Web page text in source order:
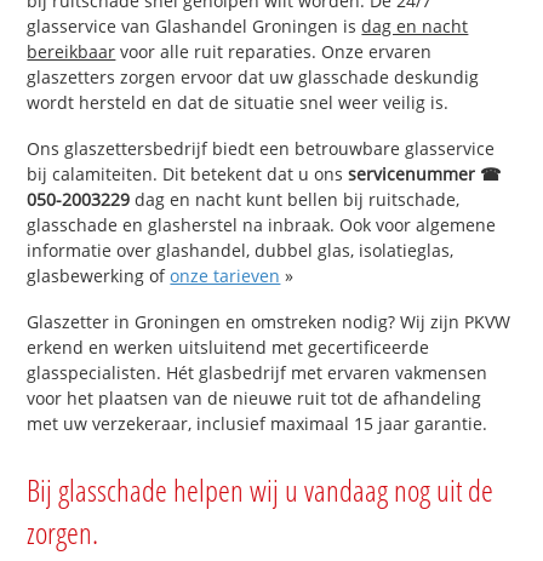
glasservice van Glashandel Groningen isdag en nacht
bereikbaar voor alle ruit reparaties. Onze ervaren
glaszetters zorgen ervoor dat uw glasschade deskundig
wordt hersteld en dat de situatie snel weer veilig is.
Ons glaszettersbedrijf biedt een betrouwbare glasservice
bij calamiteiten. Dit betekent dat u onsservicenummer ☎
050-2003229 dag en nacht kunt bellen bij ruitschade,
glasschade en glasherstel na inbraak. Ook voor algemene
informatie over glashandel, dubbel glas, isolatieglas,
glasbewerking ofonze tarieven »
Glaszetter in Groningen en omstreken nodig? Wij zijn PKVW
erkend en werken uitsluitend met gecertificeerde
glasspecialisten. Hét glasbedrijf met ervaren vakmensen
voor het plaatsen van de nieuwe ruit tot de afhandeling
met uw verzekeraar, inclusief maximaal 15 jaar garantie.
Bij glasschade helpen wij u vandaag nog uit de
zorgen.